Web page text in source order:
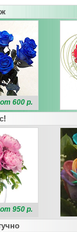
от 600 р.
от 950 р.